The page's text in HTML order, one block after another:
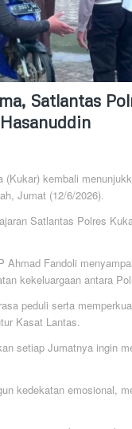
Satlantas
kembali
Jumat (12/6/2026).
Satlantas Polres
Fandoli
kekeluargaan antara
peduli serta
Kasat Lantas.
setiap Jumatnya ingin
kedekatan emosional,